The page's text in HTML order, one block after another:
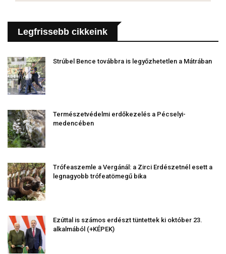
Legfrissebb cikkeink
Strúbel Bence továbbra is legyőzhetetlen a Mátrában
Természetvédelmi erdőkezelés a Pécselyi-
medencében
Trófeaszemle a Vergánál: a Zirci Erdészetnél esett a
legnagyobb trófeatömegű bika
Ezúttal is számos erdészt tüntettek ki október 23.
alkalmából (+KÉPEK)